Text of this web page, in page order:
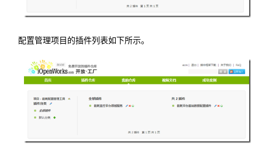
配置管理项目的插件列表如下所示。